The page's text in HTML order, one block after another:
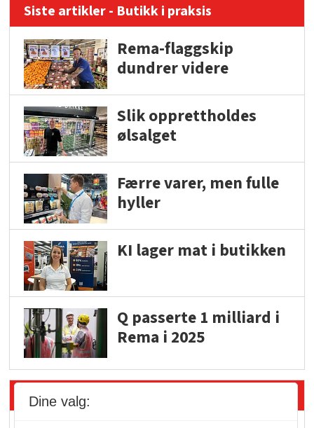
Siste artikler - Butikk i praksis
Rema-flaggskip
dundrer videre
Slik opprettholdes
ølsalget
Færre varer, men fulle
hyller
KI lager mat i butikken
Q passerte 1 milliard i
Rema i 2025
Siste artikler - Økologisk
Dine valg: